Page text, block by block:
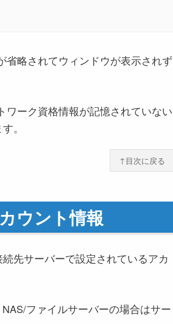
省略されてウィンドウが表示されず
ワーク資格情報が記憶されていない
。
↑目次に戻る
ウント情報
先サーバーで設定されているアカ
ファイルサーバーの場合はサー